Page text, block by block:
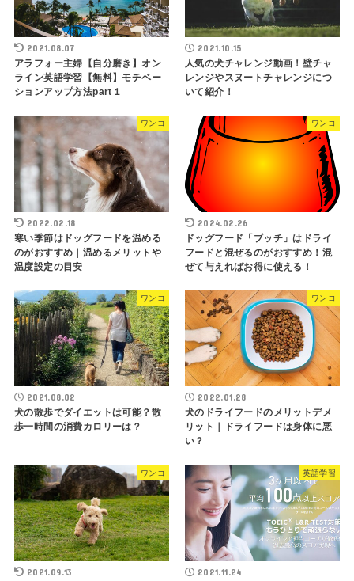
2021.08.07
アラフォー主婦【自分磨き】オン
ライン英語学習【無料】モチベー
ションアップ方法part１
2021.10.15
人気の犬チャレンジ動画！壁チャ
レンジやスヌートチャレンジにつ
いて紹介！
ワンコ
2022.02.18
寒い季節はドッグフードを温める
のがおすすめ｜温めるメリットや
温度設定の目安
ワンコ
2024.02.26
ドッグフード「ブッチ」はドライ
フードと混ぜるのがおすすめ！混
ぜて与えればお得に使える！
ワンコ
2021.08.02
犬の散歩でダイエットは可能？散
歩一時間の消費カロリーは？
ワンコ
2022.01.28
犬のドライフードのメリットデメ
リット｜ドライフードは身体に悪
い？
ワンコ
2021.09.13
英語学習
2021.11.24